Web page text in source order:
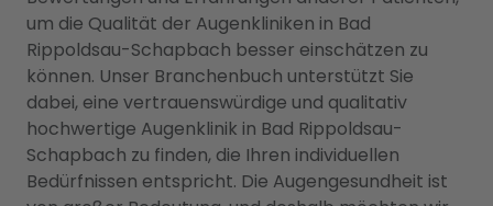
um die Qualität der Augenkliniken in Bad
Rippoldsau-Schapbach besser einschätzen zu
können. Unser Branchenbuch unterstützt Sie
dabei, eine vertrauenswürdige und qualitativ
hochwertige Augenklinik in Bad Rippoldsau-
Schapbach zu finden, die Ihren individuellen
Bedürfnissen entspricht. Die Augengesundheit ist